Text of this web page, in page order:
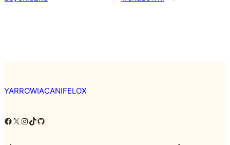
YARROWIACANIFELOX
Facebook X Instagram TikTok GitHub